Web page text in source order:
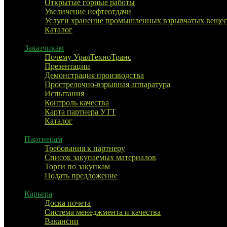
Открытые горные работы
Увеличение нефтеотдачи
Услуги хранение промышленных взрывчатых
Каталог
Заказчикам
Почему УралТехноТранс
Презентации
Демонстрация производства
Прострелочно-взрывная аппаратура
Испытания
Контроль качества
Карта партнера УТТ
Каталог
Партнерам
Требования к партнеру
Список закупаемых материалов
Торги по закупкам
Подать предложение
Карьера
Доска почета
Система менеджмента и качества
Вакансии